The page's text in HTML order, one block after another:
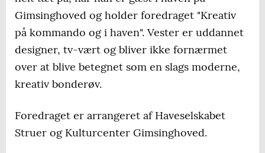
Gimsinghoved og holder foredraget "Kreativ
på kommando og i haven". Vester er uddannet
designer, tv-vært og bliver ikke fornærmet
over at blive betegnet som en slags moderne,
kreativ bonderøv.
Foredraget er arrangeret af Haveselskabet
Struer og Kulturcenter Gimsinghoved.